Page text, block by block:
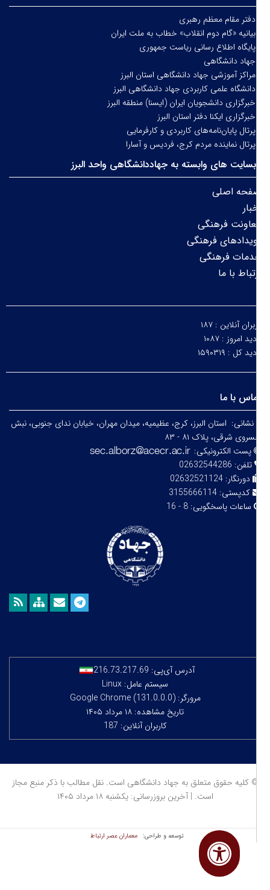
مقام معظم رهبری
«گام دوم انقلاب» خطاب به ملت ایران
اطلاع رسانی ریاست جمهوری
دانشگاهی
آموزشی جهاد دانشگاهی استان البرز
علمی کاربردی جهاد دانشگاهی البرز
دانشجویان ایران (ایسنا) منطقه البرز
ایکنا دفتر استان البرز
پایان‌نامه‌های کاربردی و کارفرمایی
نماینده مردم کرج، فردیس و آسارا
های وابسته به جهاددانشگاهی واحد البرز
اصلی
فرهنگی
فرهنگی
فرهنگی
با ما
آنلاین :۱۸۷
امروز :۱۰۸۷
کل :۱۵۹۰۳۱۹
با ما
نشانی:استان البرز، کرج، عظیمیه، میدان مهران، خیابان ندای جنوبی، نبش
شرقی، پلاک ۸۱ - ۸۳
پست الکترونیکی:
تلفن:02632544286
دورنگار:02632521124
کدپستی:3155666114
ساعات پاسخگویی:8 - 16
آدرس آی‌پی:216.73.217.69
سیستم عامل: Linux
مرورگر: Google Chrome (131.0.0.0)
تاریخ مشاهده: ۱۸ مرداد ۱۴۰۵
کاربران آنلاین: 187
کلیه حقوق متعلق به جهاد دانشگاهی است. نقل مطالب با ذکر منبع مجاز
است. | آخرین بروزرسانی: یکشنبه ۱۸ مرداد ۱۴۰۵
توسعه و طراحی: معماران عصر‌ ارتباط